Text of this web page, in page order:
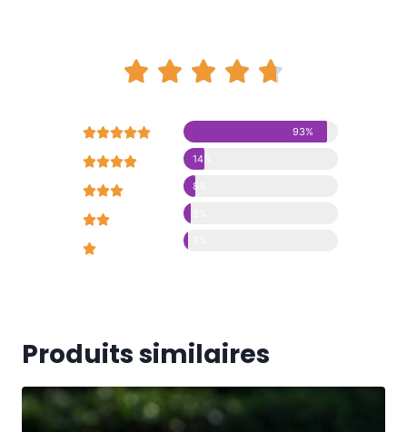
    





93%
14%
8%
Produits similaires